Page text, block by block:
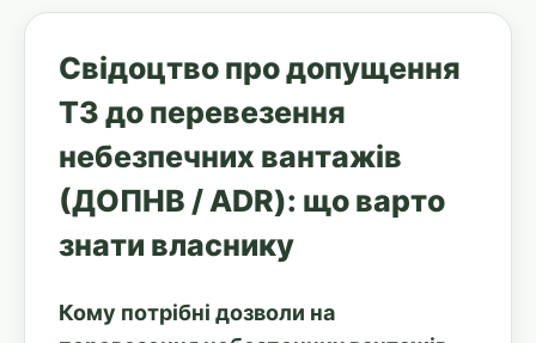
Свідоцтво про допущення
ТЗ до перевезення
небезпечних вантажів
(ДОПНВ / ADR): що варто
знати власнику
Кому потрібні дозволи на